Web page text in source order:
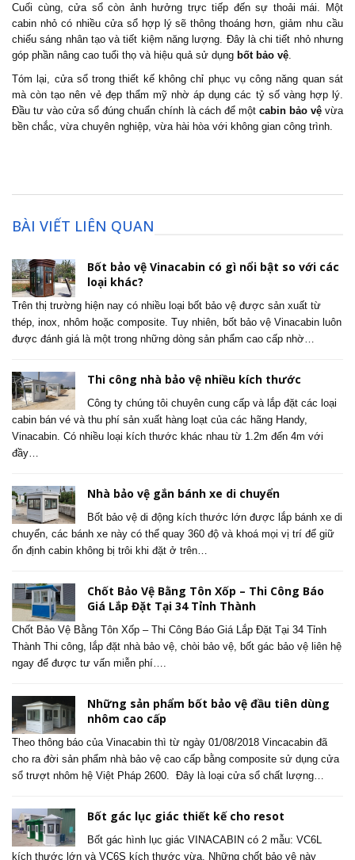
Cuối cùng, cửa sổ còn ảnh hưởng trực tiếp đến sự thoải mái. Một
cabin nhỏ có nhiều cửa sổ hợp lý sẽ thông thoáng hơn, giảm nhu cầu
chiếu sáng nhân tạo và tiết kiệm năng lượng. Đây là chi tiết nhỏ nhưng
góp phần nâng cao tuổi thọ và hiệu quả sử dụng bốt bảo vệ
Tóm lại, cửa sổ trong thiết kế không chỉ phục vụ công năng quan sát
mà còn tạo nên vẻ đẹp thẩm mỹ nhờ áp dụng các tỷ số vàng hợp lý.
Đầu tư vào cửa sổ đúng chuẩn chính là cách để một cabin bảo vệvừa
bền chắc, vừa chuyên nghiệp, vừa hài hòa với không gian công trình.
BÀI VIẾT LIÊN QUAN
Bốt bảo vệ Vinacabin có gì nổi bật so với các
loại khác?
Trên thị trường hiện nay có nhiều loại bốt bảo vệ được sản xuất từ
thép, inox, nhôm hoặc composite. Tuy nhiên, bốt bảo vệ Vinacabin luôn
được đánh giá là một trong những dòng sản phẩm cao cấp nhờ…
Thi công nhà bảo vệ nhiều kích thước
Công ty chúng tôi chuyên cung cấp và lắp đặt các loại
cabin bán vé và thu phí sản xuất hàng loạt của các hãng Handy,
Vinacabin. Có nhiều loại kích thước khác nhau từ 1.2m đến 4m với
đầy…
Nhà bảo vệ gắn bánh xe di chuyển
Bốt bảo vệ di động kích thước lớn được lắp bánh xe di
chuyển, các bánh xe này có thể quay 360 độ và khoá mọi vị trí để giữ
ổn định cabin không bị trôi khi đặt ở trên…
Chốt Bảo Vệ Bằng Tôn Xốp – Thi Công Báo
Giá Lắp Đặt Tại 34 Tỉnh Thành
Chốt Bảo Vệ Bằng Tôn Xốp – Thi Công Báo Giá Lắp Đặt Tại 34 Tỉnh
Thành Thi công, lắp đặt nhà bảo vệ, chòi bảo vệ, bốt gác bảo vệ liên hệ
ngay để được tư vấn miễn phí….
Những sản phẩm bốt bảo vệ đầu tiên dùng
nhôm cao cấp
Theo thông báo của Vinacabin thì từ ngày 01/08/2018 Vincacabin đã
cho ra đời sản phẩm nhà bảo vệ cao cấp bằng composite sử dụng cửa
sổ trượt nhôm hệ Việt Pháp 2600. Đây là loại cửa sổ chất lượng…
Bốt gác lục giác thiết kế cho resot
Bốt gác hình lục giác VINACABIN có 2 mẫu: VC6L
kích thước lớn và VC6S kích thước vừa. Những chốt bảo vệ này